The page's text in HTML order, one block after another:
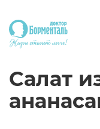
Салат